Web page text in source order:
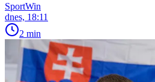
SportWin
dnes, 18:11
2 min